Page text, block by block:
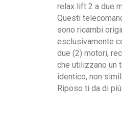
relax lift 2 a due
Questi
sono ricambi
esclusivamente
due (2) motori,
che utilizzano un
identico, non
Riposo ti da di più.